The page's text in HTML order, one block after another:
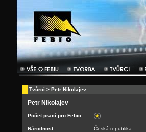
Tvůrci > Petr Nikolajev
Petr Nikolajev
Počet prací pro Febio:
Národnost: Česká republika